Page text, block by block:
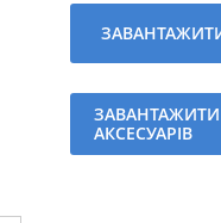
ЗАВАНТАЖИТИ
АКСЕСУАРІВ